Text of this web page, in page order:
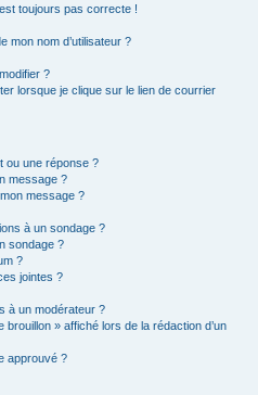
toujours pas correcte !
mon nom d’utilisateur ?
?
lorsque je clique sur le lien de courrier
ou une réponse ?
message ?
message ?
à un sondage ?
sondage ?
?
jointes ?
à un modérateur ?
» affiché lors de la rédaction d’un
approuvé ?